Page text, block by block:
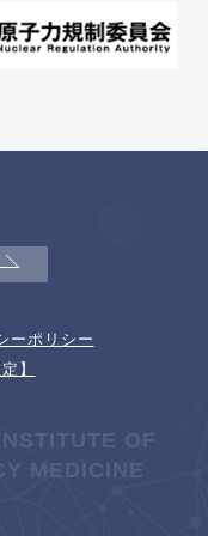
ーポリシー
】
OF
MEDICINE